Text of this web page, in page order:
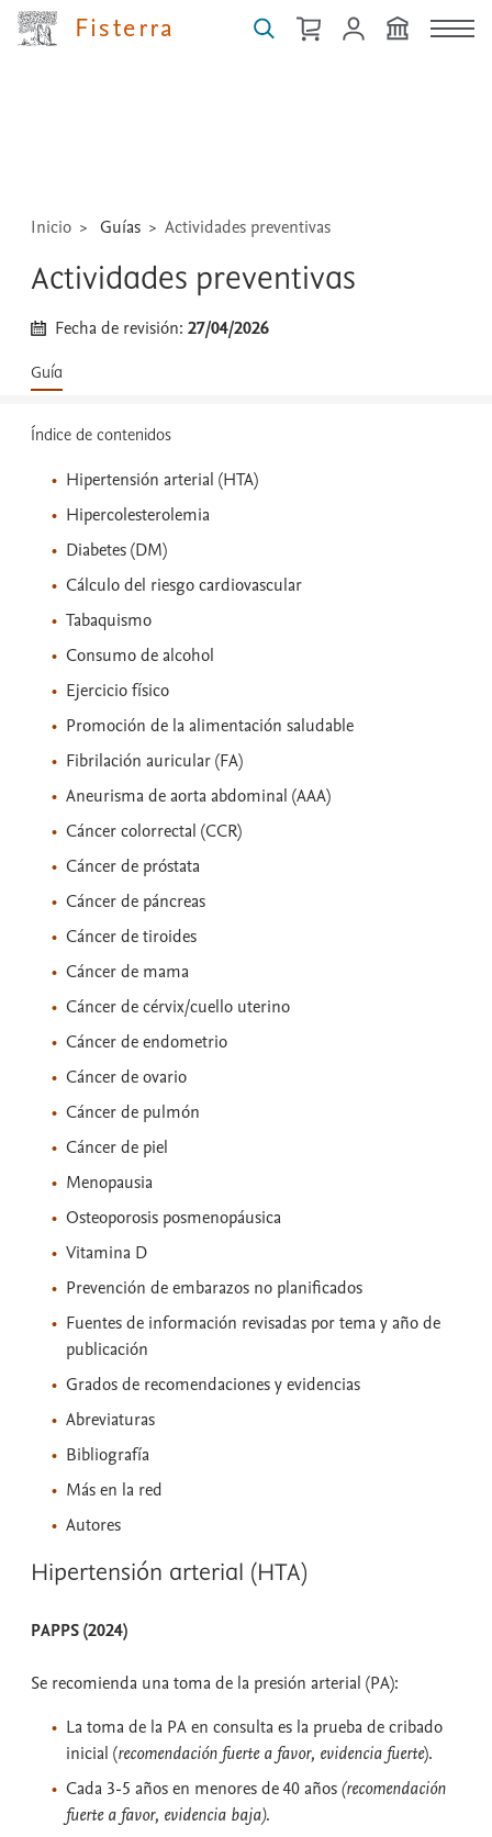
Fisterra
Buscar
Inicio Guías Actividades preventivas
Actividades preventivas
Fecha de revisión:27/04/2026
Guía
Índice de contenidos
Hipertensión arterial (HTA)
Hipercolesterolemia
Diabetes (DM)
Cálculo del riesgo cardiovascular
Tabaquismo
Consumo de alcohol
Ejercicio físico
Promoción de la alimentación saludable
Fibrilación auricular (FA)
Aneurisma de aorta abdominal (AAA)
Cáncer colorrectal (CCR)
Cáncer de próstata
Cáncer de páncreas
Cáncer de tiroides
Cáncer de mama
Cáncer de cérvix/cuello uterino
Cáncer de endometrio
Cáncer de ovario
Cáncer de pulmón
Cáncer de piel
Menopausia
Osteoporosis posmenopáusica
Vitamina D
Prevención de embarazos no planificados
Fuentes de información revisadas por tema y año de
publicación
Grados de recomendaciones y evidencias
Abreviaturas
Bibliografía
Más en la red
Autores
Hipertensión arterial (HTA)
PAPPS (2024)
Se recomienda una toma de la presión arterial (PA):
La toma de la PA en consulta es la prueba de cribado
inicial (recomendación fuerte a favor, evidencia fuerte).
Cada 3-5 años en menores de 40 años(recomendación
fuerte a favor, evidencia baja).